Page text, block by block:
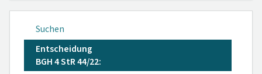
Suchen
Entscheidung
BGH 4 StR 44/22: